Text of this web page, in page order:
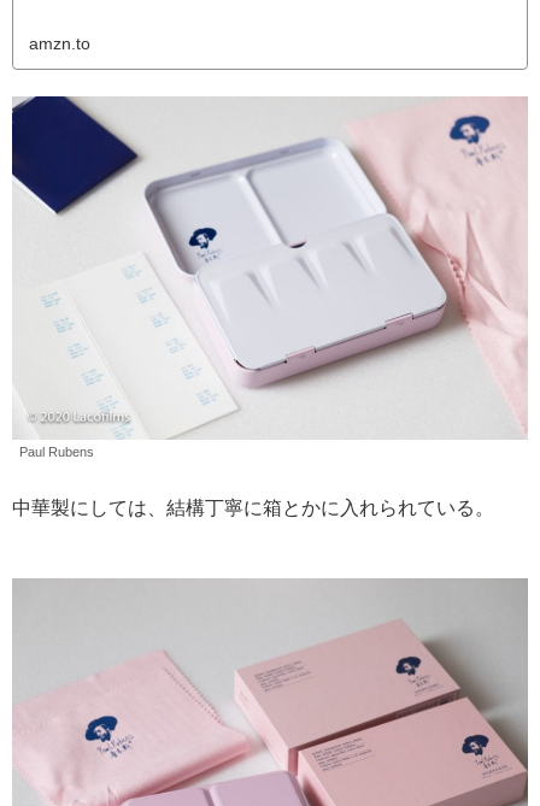
amzn.to
Paul Rubens
中華製にしては、結構丁寧に箱とかに入れられている。